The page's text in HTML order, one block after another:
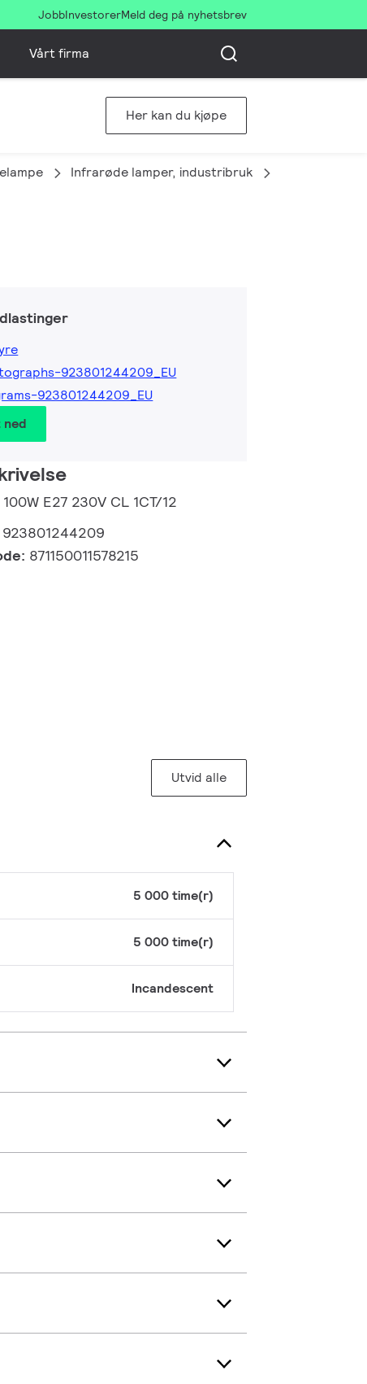
JobbInvestorerMeld deg på nyhetsbrev
Vårt firma
Her kan du kjøpe
Infrarøde lamper, industribruk
923801244209_EU
923801244209_EU
ned
E27 230V CL 1CT/12
923801244209
871150011578215
Utvid alle
5 000 time(r)
5 000 time(r)
Incandescent